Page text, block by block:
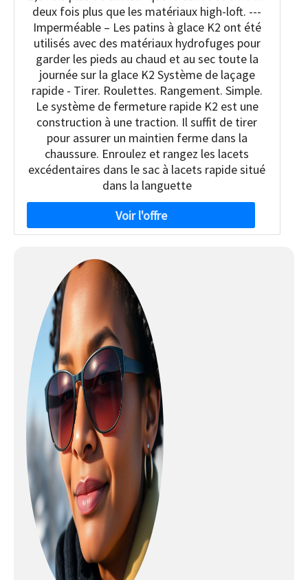
deux fois plus que les matériaux high-loft. ---
Imperméable – Les patins à glace K2 ont été
utilisés avec des matériaux hydrofuges pour
garder les pieds au chaud et au sec toute la
journée sur la glace K2 Système de laçage
rapide - Tirer. Roulettes. Rangement. Simple.
Le système de fermeture rapide K2 est une
construction à une traction. Il suffit de tirer
pour assurer un maintien ferme dans la
chaussure. Enroulez et rangez les lacets
excédentaires dans le sac à lacets rapide situé
dans la languette